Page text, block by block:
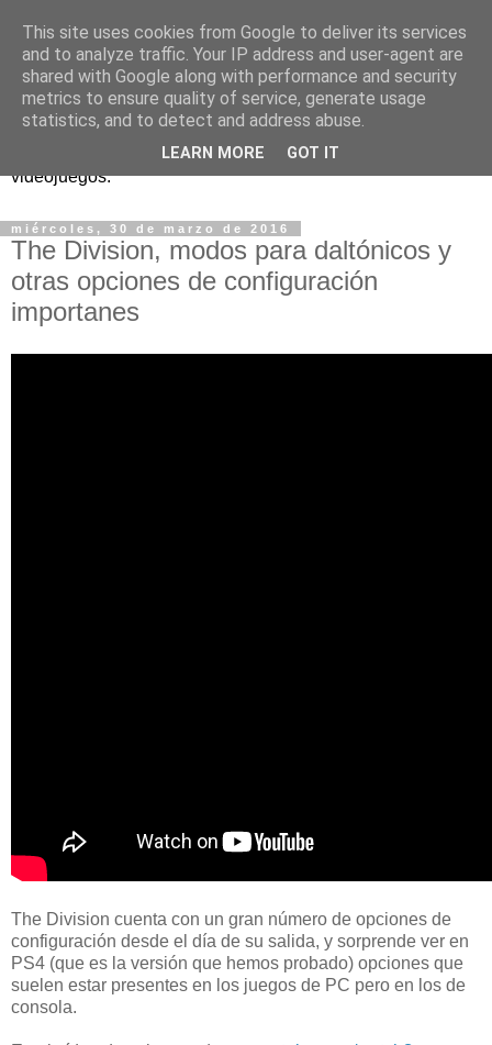
Análisis, noticias y eventos sobre accesibilidad en
videojuegos.
miércoles, 30 de marzo de 2016
The Division, modos para daltónicos y
otras opciones de configuración
importanes
The Division cuenta con un gran número de opciones de
configuración desde el día de su salida, y sorprende ver en
PS4 (que es la versión que hemos probado) opciones que
suelen estar presentes en los juegos de PC pero en los de
consola.
This site uses cookies from Google to deliver its services
and to analyze traffic. Your IP address and user-agent are
shared with Google along with performance and security
metrics to ensure quality of service, generate usage
statistics, and to detect and address abuse.
LEARN MORE GOT IT